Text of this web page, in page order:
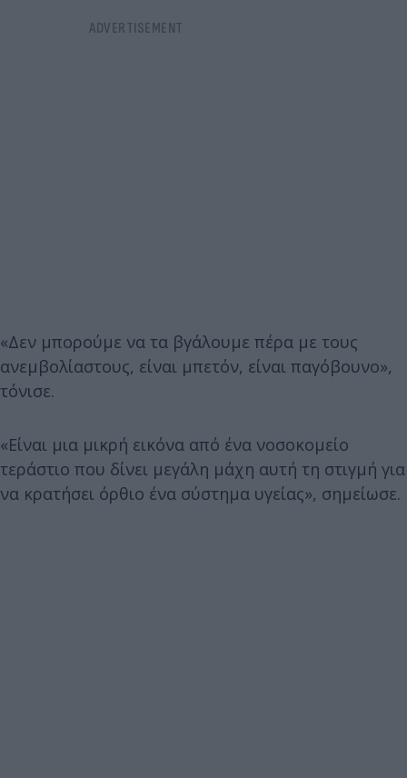
«Δεν μπορούμε να τα βγάλουμε πέρα με τους
ανεμβολίαστους, είναι μπετόν, είναι παγόβουνο»,
τόνισε.
«Είναι μια μικρή εικόνα από ένα νοσοκομείο
τεράστιο που δίνει μεγάλη μάχη αυτή τη στιγμή για
να κρατήσει όρθιο ένα σύστημα υγείας», σημείωσε.